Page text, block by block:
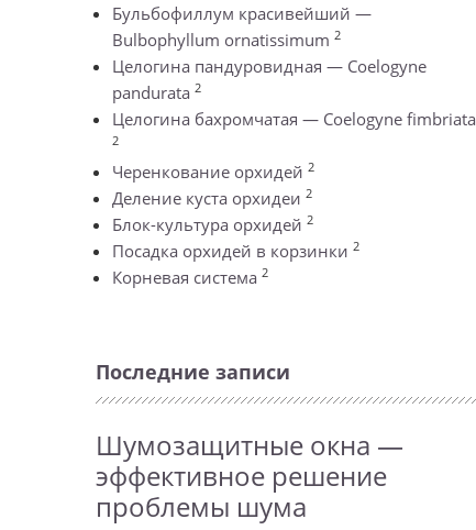
Бульбофиллум красивейший —
Bulbophyllum ornatissimum 2
Целогина пандуровидная — Coelogyne
pandurata 2
Целогина бахромчатая — Coelogyne fimbriata
2
Черенкование орхидей 2
Деление куста орхидеи 2
Блок-культура орхидей 2
Посадка орхидей в корзинки 2
Корневая система 2
Последние записи
Шумозащитные окна —
эффективное решение
проблемы шума